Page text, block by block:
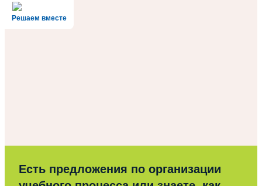
Решаем вместе
Есть предложения по организации